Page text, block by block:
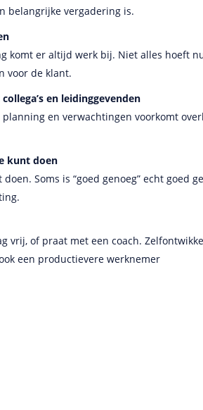
belangrijke vergadering is.
komt er altijd werk bij. Niet alles hoeft
voor de klant.
en leidinggevenden
en verwachtingen voorkomt
kunt doen
Soms is “goed genoeg” echt goed
vrij, of praat met een coach.
een productievere werknemer